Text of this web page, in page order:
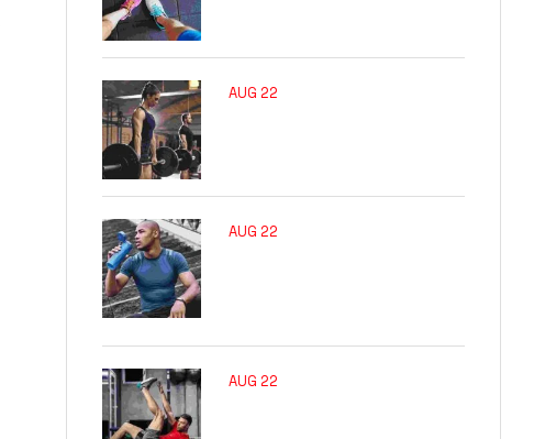
AUG 22
AUG 22
AUG 22